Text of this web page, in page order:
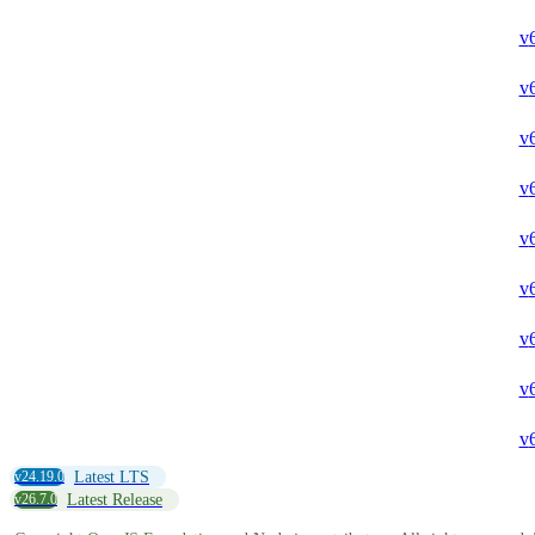
v
v
v
v
v
v
v
v
v
v24.19.0 Latest LTS
v26.7.0 Latest Release